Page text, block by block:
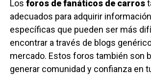
Los foros de fanáticos de carros
adecuados para adquirir
específicas que pueden ser más
encontrar a través de blogs
mercado. Estos foros también son
generar comunidad y confianza en